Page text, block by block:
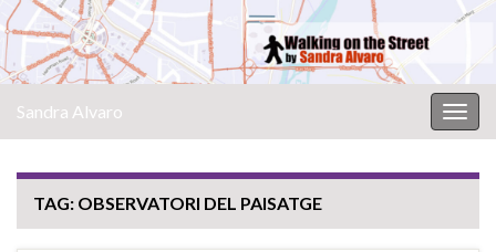
Sandra Alvaro
TAG: OBSERVATORI DEL PAISATGE